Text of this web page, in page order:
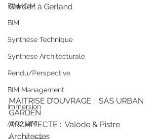
BIM/CIM
BIM
Synthèse Technique
Synthèse Architecturale
Rendu/Perspective
BIM Management
Immersion
AMO BIM
Garden à Gerland
MAITRISE D’OUVRAGE :  SAS URBAN
GARDEN
ARCHITECTE :  Valode & Pistre
Architectes